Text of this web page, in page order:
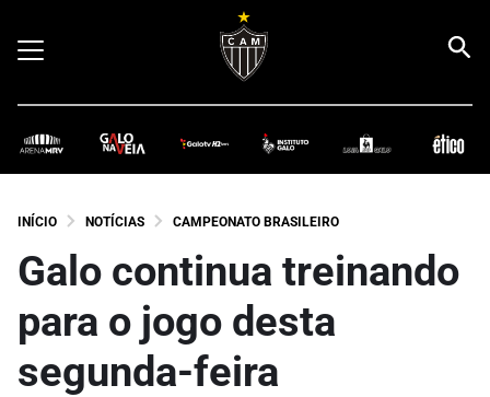
INÍCIO NOTÍCIAS CAMPEONATO BRASILEIRO
Galo continua treinando
para o jogo desta
segunda-feira